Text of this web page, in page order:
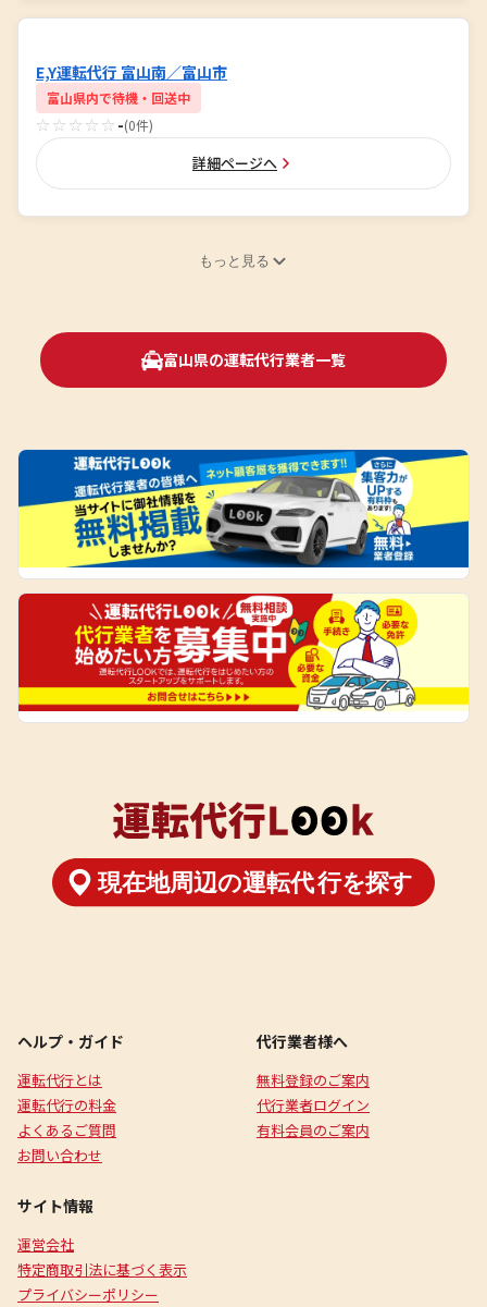
E,Y運転代行 富山南／富山市
富山県内で待機・回送中
☆☆☆☆☆ -(0件)
詳細ページへ
もっと見る
富山県の運転代行業者一覧
ヘルプ・ガイド
運転代行とは
運転代行の料金
よくあるご質問
お問い合わせ
代行業者様へ
無料登録のご案内
代行業者ログイン
有料会員のご案内
サイト情報
運営会社
特定商取引法に基づく表示
プライバシーポリシー